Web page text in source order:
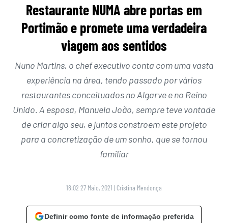
Restaurante NUMA abre portas em
Portimão e promete uma verdadeira
viagem aos sentidos
Nuno Martins, o chef executivo conta com uma vasta
experiência na área, tendo passado por vários
restaurantes conceituados no Algarve e no Reino
Unido. A esposa, Manuela João, sempre teve vontade
de criar algo seu, e juntos constroem este projeto
para a concretização de um sonho, que se tornou
familiar
18:02 27 Maio, 2021 | Cristina Mendonça
Definir como fonte de informação preferida